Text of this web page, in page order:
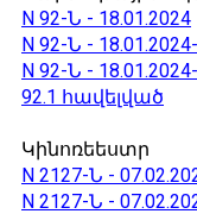
N 92-Ն - 18.01.2024
N 92-Ն -
N 92-Ն -
92.1 հավելված
Կինոռեեստր
N 2127-Ն -
N 2127-Ն -